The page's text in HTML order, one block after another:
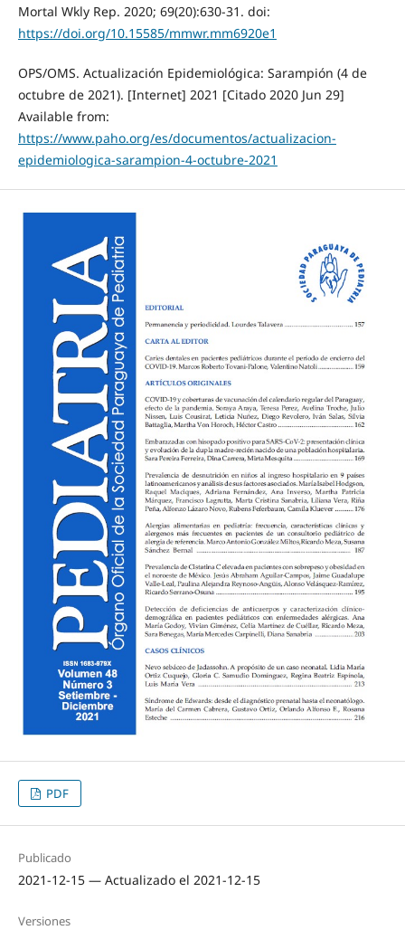
Mortal Wkly Rep. 2020; 69(20):630-31. doi:
https://doi.org/10.15585/mmwr.mm6920e1
OPS/OMS. Actualización Epidemiológica: Sarampión (4 de
octubre de 2021). [Internet] 2021 [Citado 2020 Jun 29]
Available from:
https://www.paho.org/es/documentos/actualizacion-
epidemiologica-sarampion-4-octubre-2021
PDF
Publicado
2021-12-15 — Actualizado el 2021-12-15
Versiones